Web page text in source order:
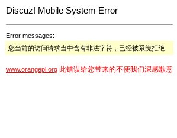
Discuz! Mobile System Error
Error messages:
您当前的访问请求当中含有非法字符，已经被系统拒绝
www.orangepi.org 此错误给您带来的不便我们深感歉意